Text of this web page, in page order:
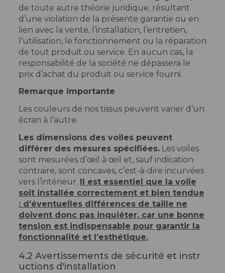
de toute autre théorie juridique, résultant
d’une violation de la présente garantie ou en
lien avec la vente, l’installation, l’entretien,
l’utilisation, le fonctionnement ou la réparation
de tout produit ou service. En aucun cas, la
responsabilité de la société ne dépassera le
prix d’achat du produit ou service fourni.
Remarque importante
Les couleurs de nos tissus peuvent varier d’un
écran à l’autre.
Les dimensions des voiles peuvent
différer des mesures spécifiées.Les voiles
sont mesurées d’œil à œil et, sauf indication
contraire, sont concaves, c’est-à-dire incurvées
vers l’intérieur. Il est essentiel que la voile
soit installée correctement et bien tendue
: d’éventuelles différences de taille ne
doivent donc pas inquiéter, car une bonne
tension est indispensable pour garantir la
fonctionnalité et l’esthétique.
4.2 Avertissements de sécurité et instr
uctions d'installation